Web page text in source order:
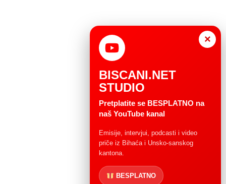
×
BISCANI.NET
STUDIO
Pretplatite se BESPLATNO na
naš YouTube kanal
Emisije, intervjui, podcasti i video
priče iz Bihaća i Unsko-sanskog
kantona.
BESPLATNO